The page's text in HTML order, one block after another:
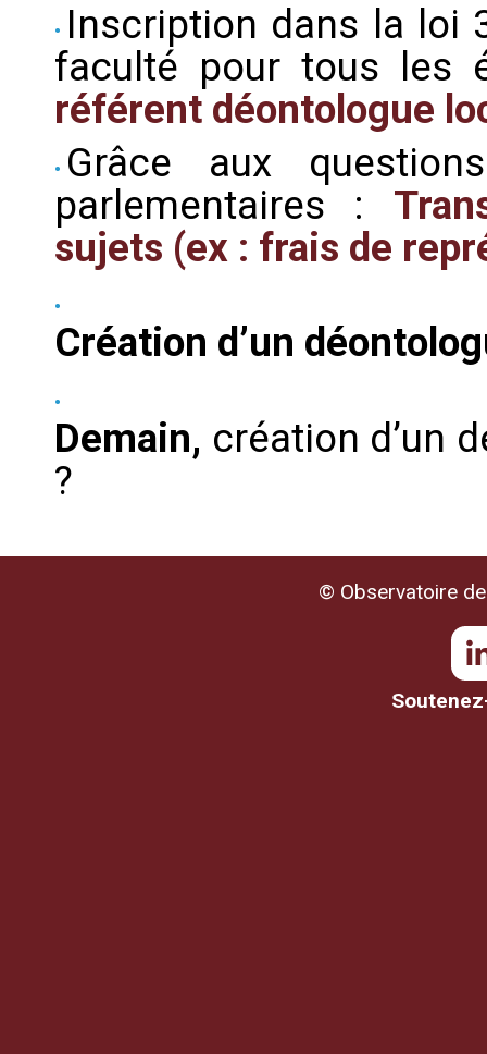
Inscription dans la loi
faculté pour tous les
référent déontologue
Grâce aux
parlementaires :
sujets (ex : frais de
Création d’un
Demain, création d’un
?
© Observatoire